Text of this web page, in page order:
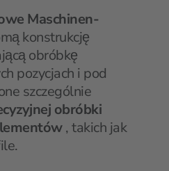
Maschinen-
konstrukcję
obróbkę
pozycjach i pod
szczególnie
obróbki
, takich jak